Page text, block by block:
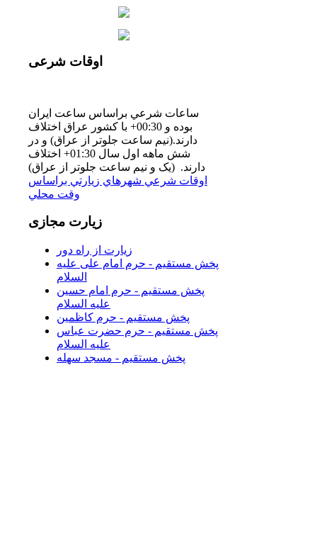
اوقات شرعی
ساعات شرعي براساس ساعت ايران
بوده و 00:30+ با كشور عراق اختلاف
دارند.(نيم ساعت جلوتر از عراق) و در
شش ماهه اول سال 01:30+ اختلاف
دارند. (یک و نیم ساعت جلوتر از عراق)
اوقات شرعي شهرهاي زيارتي براساس
وقت محلي
زیارت مجازی
زیارت از راه دور
پخش مستقیم - حرم امام علی علیه
السلام
پخش مستقیم - حرم امام حسین
علیه السلام
پخش مستقیم - حرم کاظمین
پخش مستقیم - حرم حضرت عباس
علیه السلام
پخش مستقیم - مسجد سهله